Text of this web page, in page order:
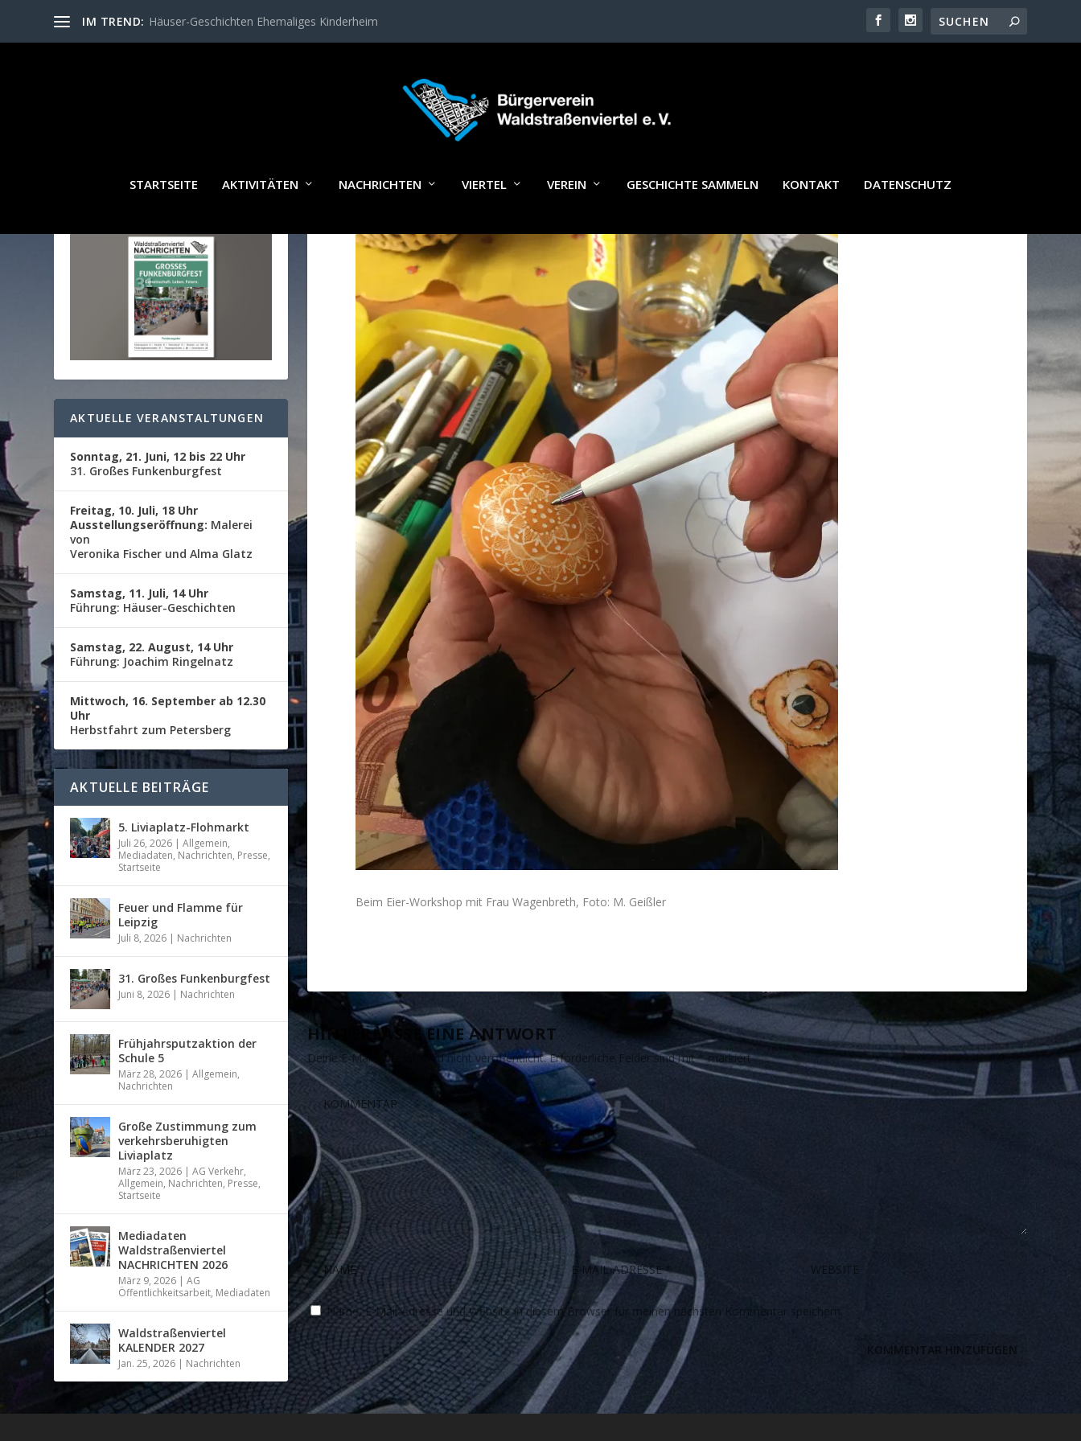
IM TREND: Häuser-Geschichten Ehemaliges Kinderheim
STARTSEITE AKTIVITÄTEN NACHRICHTEN VIERTEL VEREIN GESCHICHTE SAMMELN KONTAKT DATENSCHUTZ
IMG_0961
Beim Eier-Workshop mit Frau Wagenbreth, Foto: M. Geißler
HINTERLASSE EINE ANTWORT
Deine E-Mail-Adresse wird nicht veröffentlicht. Erforderliche Felder sind mit*markiert
Name, E-Mail-Adresse und Website in diesem Browser für meinen nächsten Kommentar speichern.
WALDSTRASSENVIERTEL N
AKTUELLE VERANSTALTUNGEN
Sonntag, 21. Juni, 12 bis 22 Uhr
31. Großes Funkenburgfest
Freitag, 10. Juli, 18 Uhr
Ausstellungseröffnung: Malerei
von
Veronika Fischer und Alma Glatz
Samstag, 11. Juli, 14 Uhr
Führung: Häuser-Geschichten
Samstag, 22. August, 14 Uhr
Führung: Joachim Ringelnatz
Mittwoch, 16. September ab 12.30
Uhr
Herbstfahrt zum Petersberg
AKTUELLE BEITRÄGE
5. Liviaplatz-Flohmarkt
Juli 26, 2026 |Allgemein,
Mediadaten, Nachrichten, Presse,
Startseite
Feuer und Flamme für
Leipzig
Juli 8, 2026 | Nachrichten
31. Großes Funkenburgfest
Juni 8, 2026 | Nachrichten
Frühjahrsputzaktion der
Schule 5
März 28, 2026 |Allgemein,
Nachrichten
Große Zustimmung zum
verkehrsberuhigten
Liviaplatz
März 23, 2026 |AG Verkehr,
Allgemein, Nachrichten, Presse,
Startseite
Mediadaten
Waldstraßenviertel
NACHRICHTEN 2026
März 9, 2026 |AG
Öffentlichkeitsarbeit, Mediadaten
Waldstraßenviertel
KALENDER 2027
Jan. 25, 2026 | Nachrichten